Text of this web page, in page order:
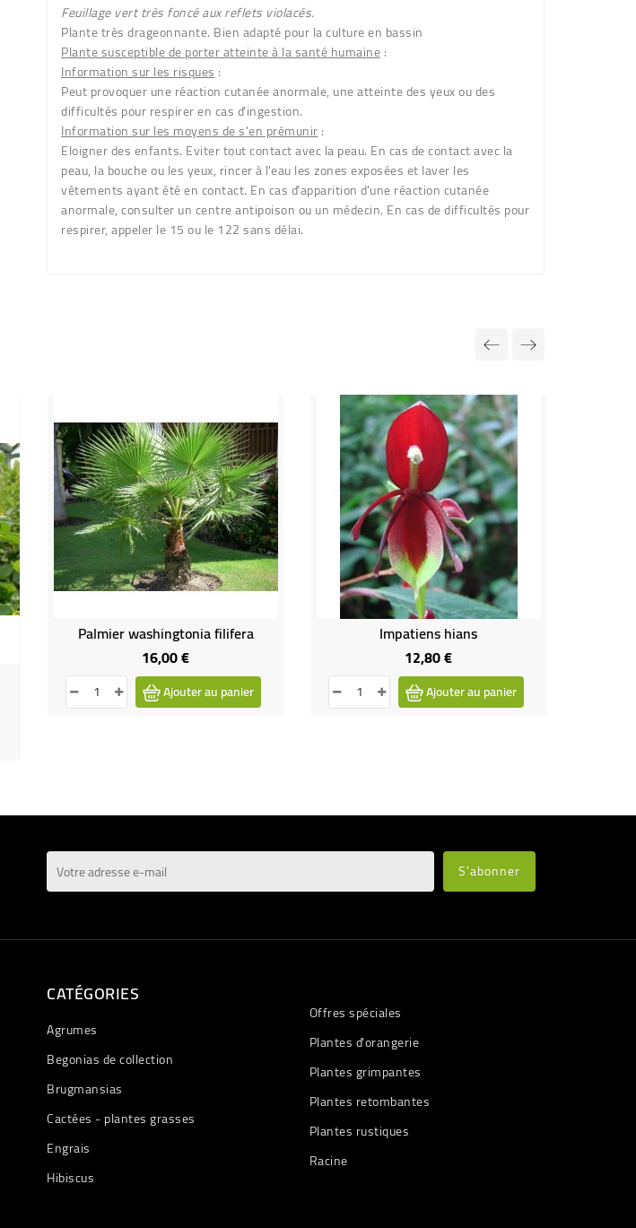
Feuillagevert très foncé aux reflets violacés.
Plante très drageonnante. Bien adapté pour la culture en bassin
Plante susceptible de porter atteinte à la santé humaine:
Information sur les risques:
Peut provoquer une réaction cutanée anormale, une atteinte des yeux ou des
difficultés pour respirer en cas d'ingestion.
Information sur les moyens de s'en prémunir:
Eloigner des enfants. Eviter tout contact avec la peau. En cas de contact avec la
peau, la bouche ou les yeux, rincer à l'eau les zones exposées et laver les
vêtements ayant été en contact. En cas d'apparition d'une réaction cutanée
anormale, consulter un centre antipoison ou un médecin. En cas de difficultés pour
respirer, appeler le 15 ou le 122 sans délai.
Palmier washingtonia filifera
16,00 €Prix
Ajouter au panier
Impatiens hians
12,80 €Prix
Ajouter au panier
CATÉGORIES
Agrumes
Begonias de collection
Brugmansias
Cactées - plantes grasses
Engrais
Hibiscus
Offres spéciales
Plantes d'orangerie
Plantes grimpantes
Plantes retombantes
Plantes rustiques
Racine